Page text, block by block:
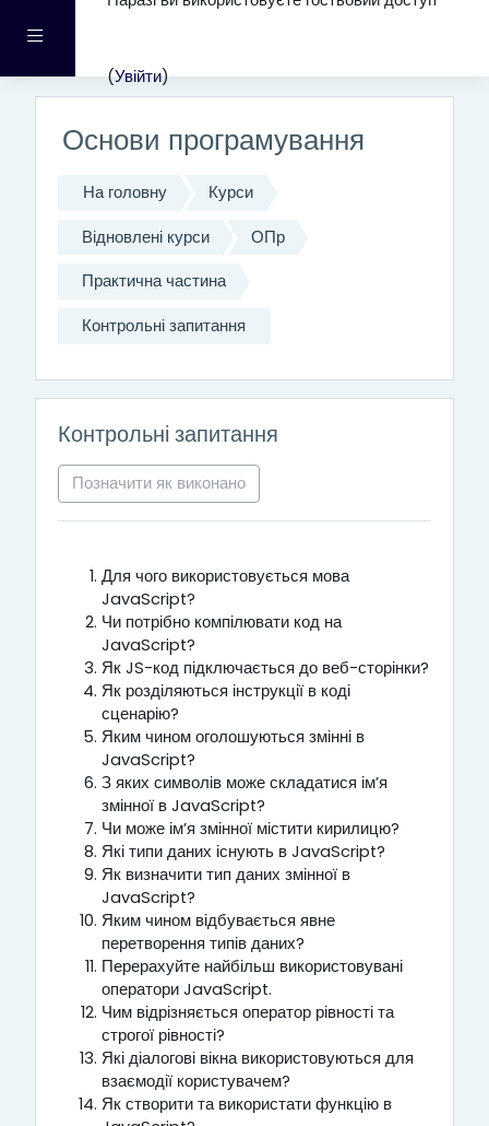
Бокова панель
(Увійти)
Перейти до головного вмісту
Основи програмування
На головну Курси
Відновлені курси ОПр
Практична частина
Контрольні запитання
Контрольні запитання
Позначити як виконано
Для чого використовується мова
JavaScript?
Чи потрібно компілювати код на
JavaScript?
Як JS-код підключається до веб-сторінки?
Як розділяються інструкції в коді
сценарію?
Яким чином оголошуються змінні в
JavaScript?
З яких символів може складатися ім’я
змінної в JavaScript?
Чи може ім’я змінної містити кирилицю?
Які типи даних існують в JavaScript?
Як визначити тип даних змінної в
JavaScript?
Яким чином відбувається явне
перетворення типів даних?
Перерахуйте найбільш використовувані
оператори JavaScript.
Чим відрізняється оператор рівності та
строгої рівності?
Які діалогові вікна використовуються для
взаємодії користувачем?
Як створити та використати функцію в